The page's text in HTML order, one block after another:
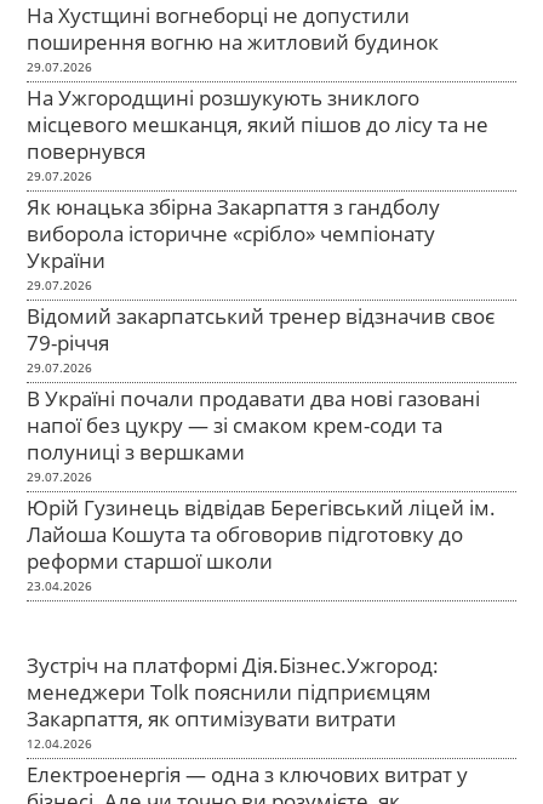
На Хустщині вогнеборці не допустили
поширення вогню на житловий будинок
29.07.2026
На Ужгородщині розшукують зниклого
місцевого мешканця, який пішов до лісу та не
повернувся
29.07.2026
Як юнацька збірна Закарпаття з гандболу
виборола історичне «срібло» чемпіонату
України
29.07.2026
Відомий закарпатський тренер відзначив своє
79-річчя
29.07.2026
В Україні почали продавати два нові газовані
напої без цукру — зі смаком крем-соди та
полуниці з вершками
29.07.2026
Юрій Гузинець відвідав Берегівський ліцей ім.
Лайоша Кошута та обговорив підготовку до
реформи старшої школи
23.04.2026
Зустріч на платформі Дія.Бізнес.Ужгород:
менеджери Tolk пояснили підприємцям
Закарпаття, як оптимізувати витрати
12.04.2026
Електроенергія — одна з ключових витрат у